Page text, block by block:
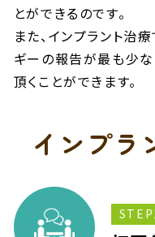
とができるのです。
また、インプラント治
ギーの報告が最も少
頂くことができます。
インプラ